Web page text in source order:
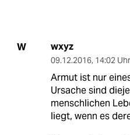
W wxyz
09.12.2016, 14:02 Uhr
Armut ist nur
Ursache sind
menschlichen
liegt, wenn es